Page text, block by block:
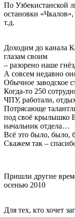
По Узбекистанской
остановки
т.д.
Доходим до канала
глазам своим
– разорено наше
А совсем недавно
Обычное заводское
Когда-то 250
ЧПУ, работали,
Потрясающе
под своё крылышко
начальник отдела…
Всё это было,
Скажем так –
Пришли другие
осенью 2010
Для тех, кто хочет